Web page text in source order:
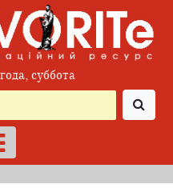
суббота